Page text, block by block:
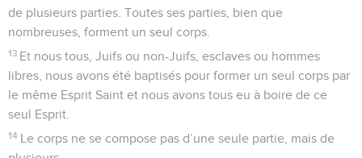
de plusieurs parties. Toutes ses parties, bien que
nombreuses, forment un seul corps.
13 Et nous tous, Juifs ou non-Juifs, esclaves ou hommes
libres, nous avons été baptisés pour former un seul corps par
le même Esprit Saint et nous avons tous eu à boire de ce
seul Esprit.
14 Le corps ne se compose pas d’une seule partie, mais de